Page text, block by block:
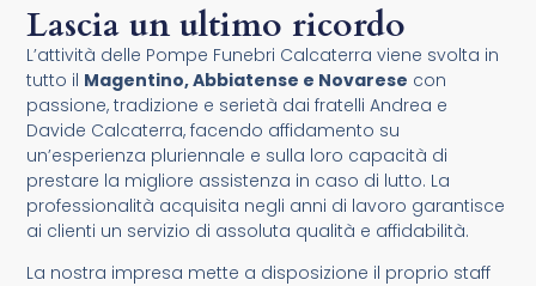
Lascia un ultimo ricordo
L’attività delle Pompe Funebri Calcaterra viene svolta in
tutto il Magentino, Abbiatense e Novarese con
passione, tradizione e serietà dai fratelli Andrea e
Davide Calcaterra, facendo affidamento su
un’esperienza pluriennale e sulla loro capacità di
prestare la migliore assistenza in caso di lutto. La
professionalità acquisita negli anni di lavoro garantisce
ai clienti un servizio di assoluta qualità e affidabilità.
La nostra impresa mette a disposizione il proprio staff